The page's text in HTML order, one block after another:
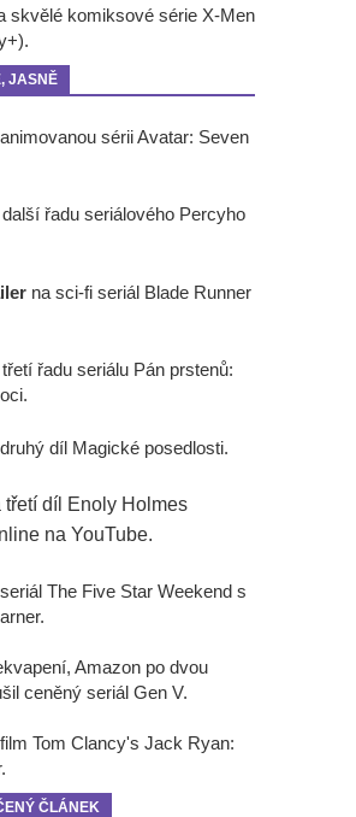
skvělé komiksové série X-Men
JASNĚ
sérii Avatar: Seven
další řadu seriálového Percyho
na sci-fi seriál Blade Runner
třetí řadu seriálu Pán prstenů:
díl Magické posedlosti.
třetí díl Enoly Holmes
na YouTube.
The Five Star Weekend s
Amazon po dvou
ceněný seriál Gen V.
Tom Clancy's Jack Ryan:
ČLÁNEK